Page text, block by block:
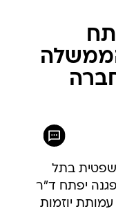
בתל
יפתח ד"ר
יוזמות